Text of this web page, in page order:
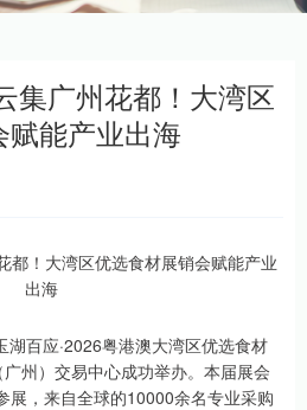
集广州花都！大湾区
能产业出海
湖百应·2026粤港澳大湾区优选食材
州）交易中心成功举办。本届展会
展，来自全球的10000余名专业采购